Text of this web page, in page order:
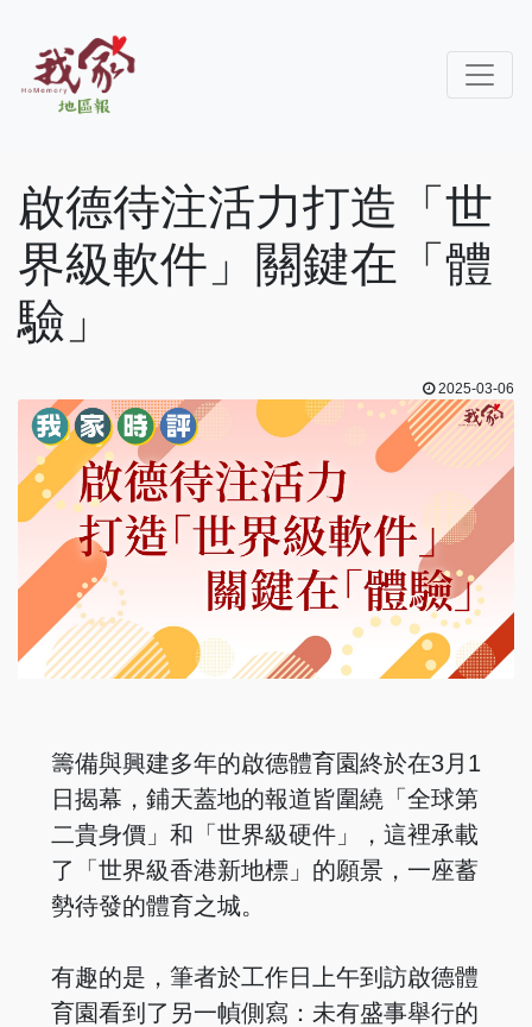
啟德待注活力打造「世
界級軟件」關鍵在「體
驗」
2025-03-06
籌備與興建多年的啟德體育園終於在3月1
日揭幕，鋪天蓋地的報道皆圍繞「全球第
二貴身價」和「世界級硬件」，這裡承載
了「世界級香港新地標」的願景，一座蓄
勢待發的體育之城。
有趣的是，筆者於工作日上午到訪啟德體
育園看到了另一幀側寫：未有盛事舉行的